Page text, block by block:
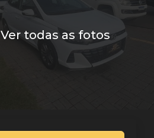
Ver todas as fotos